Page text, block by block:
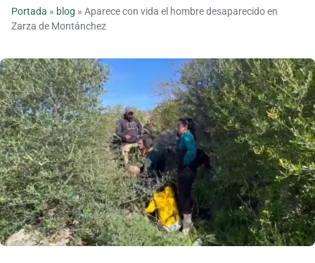
Portada » blog » Aparece con vida el hombre desaparecido en
Zarza de Montánchez